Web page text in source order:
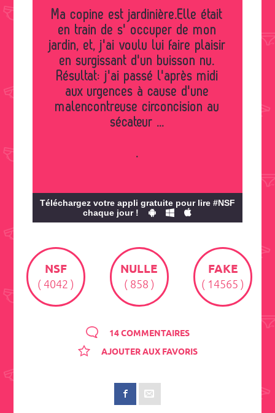
Ma copine est jardinière.Elle était
en train de s' occuper de mon
jardin, et, j'ai voulu lui faire plaisir
en surgissant d'un buisson nu.
Résultat: j'ai passé l'après midi
aux urgences à cause d'une
malencontreuse circoncision au
sécateur ...
.
Téléchargez votre appli gratuite pour lire #NSF
chaque jour !
NSF
( 4042 )
NULLE
( 858 )
FAKE
( 14565 )
14 COMMENTAIRES
AJOUTER AUX FAVORIS